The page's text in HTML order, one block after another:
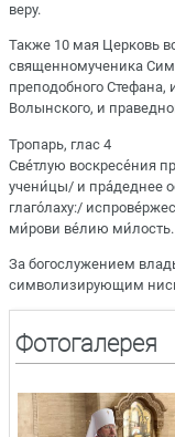
веру.
Также 10 мая Церковь
священномученика
преподобного Стефана,
Волынского, и
Тропарь, глас 4
Све́тлую воскресе́ния
учени́цы/ и пра́деднее
глаго́лаху:/
ми́рови ве́лию ми́лость.
За богослужением
символизирующим
Фотогалерея